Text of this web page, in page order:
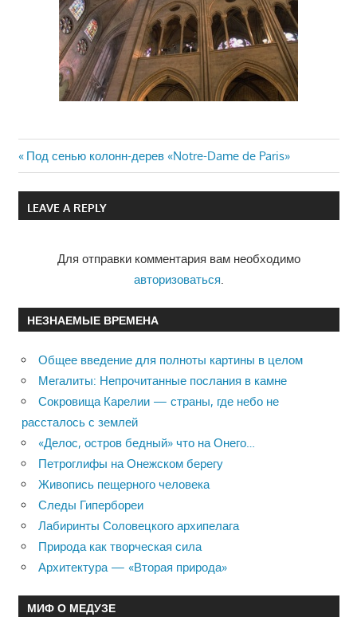
Навигация
по
Previous
Post:
Под сенью колонн-дерев «Notre-Dame de Paris»
LEAVE A REPLY
Для отправки комментария вам необходимо
авторизоваться
НЕЗНАЕМЫЕ ВРЕМЕНА
Общее введение для полноты картины в целом
Мегалиты: Непрочитанные послания в камне
Сокровища Карелии — страны, где небо не
рассталось с землей
«Делос, остров бедный» что на Онего…
Петроглифы на Онежском берегу
Живопись пещерного человека
Следы Гипербореи
Лабиринты Соловецкого архипелага
Природа как творческая сила
Архитектура — «Вторая природа»
МИФ О МЕДУЗЕ